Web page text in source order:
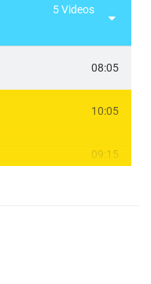
5 Videos
08:05
10:05
09:15